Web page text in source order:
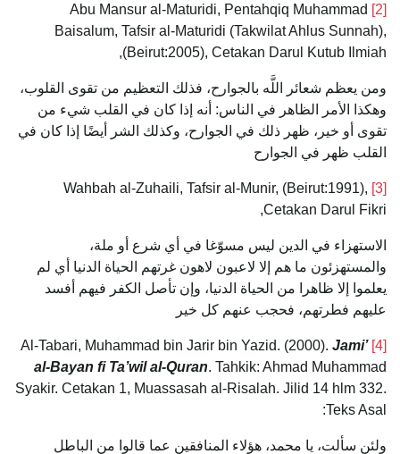
[2]
Abu Mansur al-Maturidi, Pentahqiq Muhammad
Baisalum, Tafsir al-Maturidi (Takwilat Ahlus Sunnah),
(Beirut:2005), Cetakan Darul Kutub Ilmiah,
ومن يعظم شعائر اللَّه بالجوارح، فذلك التعظيم من تقوى القلوب،
وهكذا الأمر الظاهر في الناس: أنه إذا كان في القلب شيء من
تقوى أو خير، ظهر ذلك في الجوارح، وكذلك الشر أيضًا إذا كان في
القلب ظهر في الجوارح
[3]
Wahbah al-Zuhaili, Tafsir al-Munir, (Beirut:1991),
Cetakan Darul Fikri,
الاستهزاء في الدين ليس مسوّغا في أي شرع أو ملة،
والمستهزئون ما هم إلا لاعبون لاهون غرتهم الحياة الدنيا أي لم
يعلموا إلا ظاهرا من الحياة الدنيا، وإن تأصل الكفر فيهم أفسد
عليهم فطرتهم، فحجب عنهم كل خير
[4]
Al-Tabari, Muhammad bin Jarir bin Yazid. (2000).
Jami’
al-Bayan fi Ta’wil al-Quran. Tahkik: Ahmad Muhammad
Syakir. Cetakan 1, Muassasah al-Risalah. Jilid 14 hlm 332.
Teks Asal:
ولئن سألت، يا محمد، هؤلاء المنافقين عما قالوا من الباطل